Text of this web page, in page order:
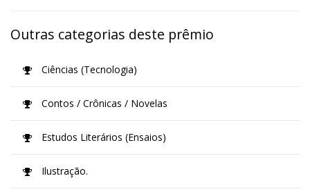
Outras categorias deste prêmio
Ciências (Tecnologia)
Contos / Crônicas / Novelas
Estudos Literários (Ensaios)
Ilustração.